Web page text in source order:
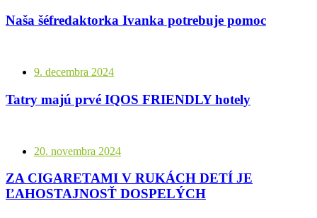
Naša šéfredaktorka Ivanka potrebuje pomoc
9. decembra 2024
Tatry majú prvé IQOS FRIENDLY hotely
20. novembra 2024
ZA CIGARETAMI V RUKÁCH DETÍ JE
ĽAHOSTAJNOSŤ DOSPELÝCH